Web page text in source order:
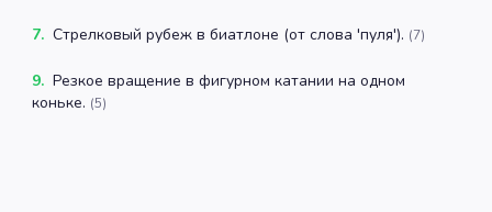
7. Стрелковый рубеж в биатлоне (от слова 'пуля'). (7)
9. Резкое вращение в фигурном катании на одном
коньке. (5)